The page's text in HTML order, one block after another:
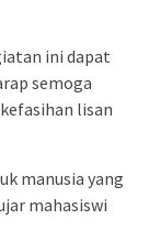
ini dapat
semoga
lisan
manusia yang
mahasiswi